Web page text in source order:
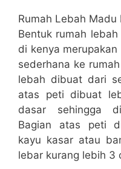
Rumah Lebah Madu
Bentuk rumah
di kenya
sederhana ke
lebah dibuat dari
atas peti dibuat
dasar sehingga
Bagian atas peti
kayu kasar atau
lebar kurang lebih 3